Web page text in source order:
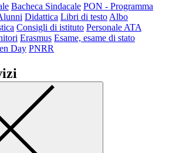
Bacheca Sindacale PON - Programma
Didattica Libri di testo Albo
Consigli di istituto Personale ATA
Erasmus Esame, esame di stato
Day PNRR